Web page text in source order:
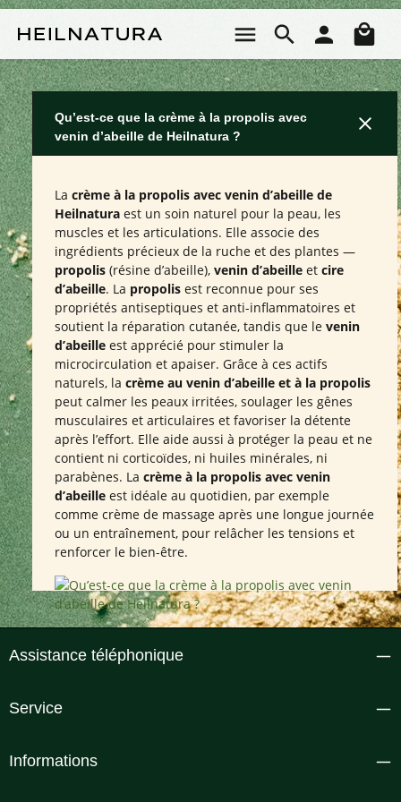
Qu’est-ce que la crème à la propolis avec
venin d’abeille de Heilnatura ?
La crème à la propolis avec venin d’abeille de
Heilnatura est un soin naturel pour la peau, les
muscles et les articulations. Elle associe des
ingrédients précieux de la ruche et des plantes —
propolis (résine d’abeille), venin d’abeille et cire
d’abeille. La propolis est reconnue pour ses
propriétés antiseptiques et anti-inflammatoires et
soutient la réparation cutanée, tandis que le venin
d’abeille est apprécié pour stimuler la
microcirculation et apaiser. Grâce à ces actifs
naturels, la crème au venin d’abeille et à la propolis
peut calmer les peaux irritées, soulager les gênes
musculaires et articulaires et favoriser la détente
après l’effort. Elle aide aussi à protéger la peau et ne
contient ni corticoïdes, ni huiles minérales, ni
parabènes. La crème à la propolis avec venin
d’abeille est idéale au quotidien, par exemple
comme crème de massage après une longue journée
ou un entraînement, pour relâcher les tensions et
renforcer le bien-être.
Assistance téléphonique
Service
Informations